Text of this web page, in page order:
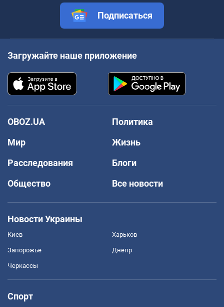
Подписаться
Загружайте наше приложение
OBOZ.UA
Политика
Мир
Жизнь
Расследования
Блоги
Общество
Все новости
Новости Украины
Киев Харьков
Запорожье Днепр
Черкассы
Спорт